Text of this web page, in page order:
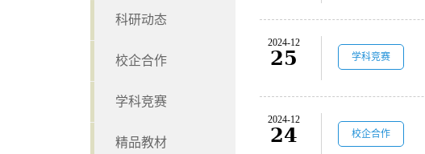
科研动态
校企合作
学科竞赛
精品教材
2024-12
25 学科竞赛
2024-12
24 校企合作